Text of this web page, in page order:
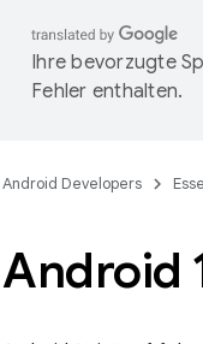
Ihre bevorzugte
Fehler enthalten.
Android Developers
Android